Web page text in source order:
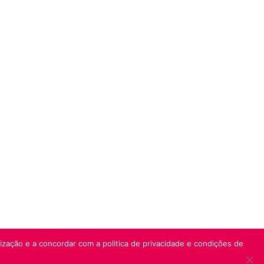
e a concordar com a politica de privacidade e condições de